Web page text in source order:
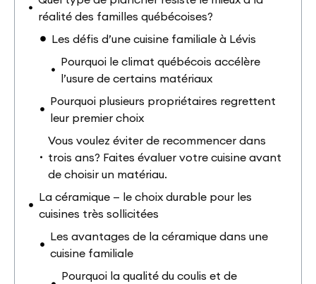
réalité des familles québécoises?
Les défis d’une cuisine familiale à Lévis
Pourquoi le climat québécois accélère
l’usure de certains matériaux
Pourquoi plusieurs propriétaires regrettent
leur premier choix
Vous voulez éviter de recommencer dans
trois ans? Faites évaluer votre cuisine avant
de choisir un matériau.
La céramique — le choix durable pour les
cuisines très sollicitées
Les avantages de la céramique dans une
cuisine familiale
Pourquoi la qualité du coulis et de